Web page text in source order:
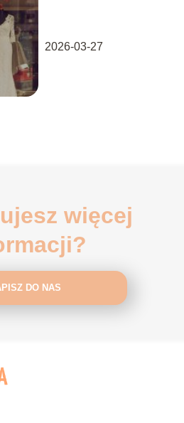
2026-03-27
więcej
DO NAS